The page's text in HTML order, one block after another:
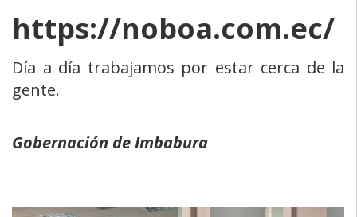
https://noboa.com.ec/
Día a día trabajamos por estar cerca de la
gente.
Gobernación de Imbabura